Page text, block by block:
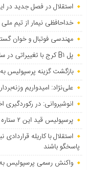
استقلال در فصل جدید در
خداحافظی نیمار از تیم
مهندسی فوتبال و خوان
پل B۱ کرج با تغییراتی در سازه، ترمیم می‌شود
بازگشت گزینه پرسپولیس
علی‌نژاد: امیدواریم
انوشیروانی: در رکوردگیری
پرسپولیس قید این ۲ ستاره را زد!
استقلال با کاریله
پاسخگو باشند
واکنش رسمی پرسپولیس